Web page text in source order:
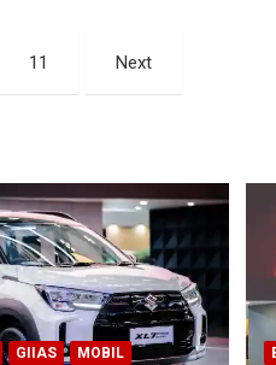
11 Next
GIIAS MOBIL